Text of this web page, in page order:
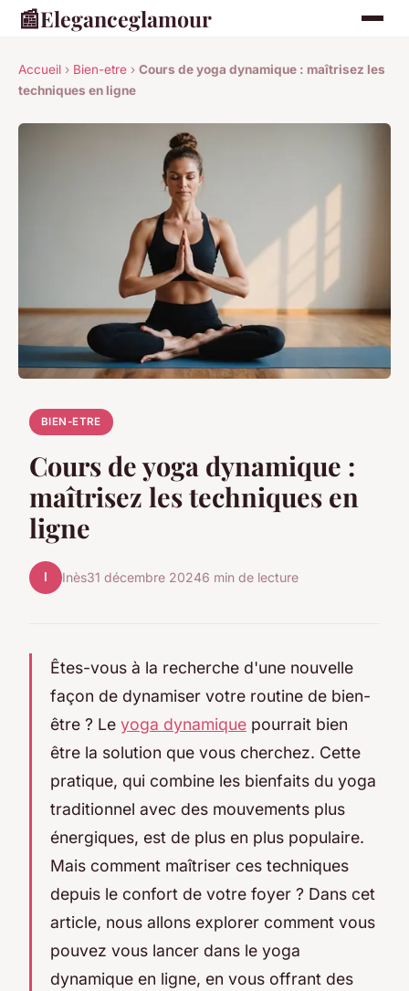
📰Eleganceglamour
Accueil › Bien-etre › Cours de yoga dynamique : maîtrisez les
techniques en ligne
BIEN-ETRE
Cours de yoga dynamique :
maîtrisez les techniques en
ligne
I Inès31 décembre 20246 min de lecture
Êtes-vous à la recherche d'une nouvelle
façon de dynamiser votre routine de bien-
être ? Le yoga dynamique pourrait bien
être la solution que vous cherchez. Cette
pratique, qui combine les bienfaits du yoga
traditionnel avec des mouvements plus
énergiques, est de plus en plus populaire.
Mais comment maîtriser ces techniques
depuis le confort de votre foyer ? Dans cet
article, nous allons explorer comment vous
pouvez vous lancer dans le yoga
dynamique en ligne, en vous offrant des